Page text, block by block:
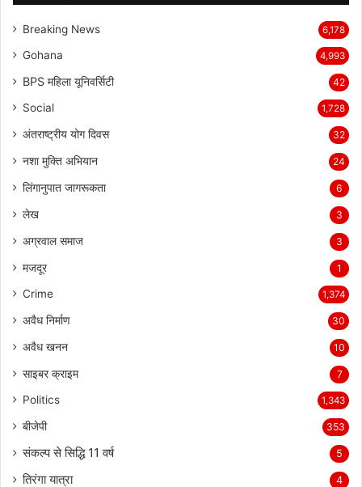
Breaking News 6,178
Gohana 4,993
BPS महिला यूनिवर्सिटी 42
Social 1,728
अंतराष्ट्रीय योग दिवस 32
नशा मुक्ति अभियान 24
लिंगानुपात जागरूकता 6
लेख 3
अग्रवाल समाज 3
मजदूर 1
Crime 1,374
अवैध निर्माण 30
अवैध खनन 10
साइबर क्राइम 7
Politics 1,343
बीजेपी 353
संकल्प से सिद्धि 11 वर्ष 5
तिरंगा यात्रा 4